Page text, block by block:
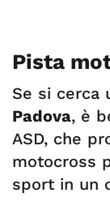
Pista
Se si cerca
Padova, è
ASD, che
motocross
sport in un